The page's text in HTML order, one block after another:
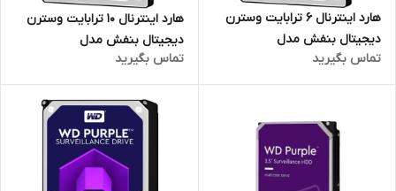
هارد اینترنال 6 ترابایت وسترن
دیجیتال بنفش مدل
WD60PURZ (ایرانتک)
تماس بگیرید
هارد اینترنال 10 ترابایت وسترن
دیجیتال بنفش مدل
WD100PURZ (ایرانتک)
تماس بگیرید